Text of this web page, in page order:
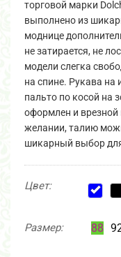
торговой марки
выполнено из
моднице
не затирается, не
модели слегка
на спине. Рукава на
пальто по косой на
оформлен и
желании, талию
шикарный выбор
Цвет:
Размер: 88